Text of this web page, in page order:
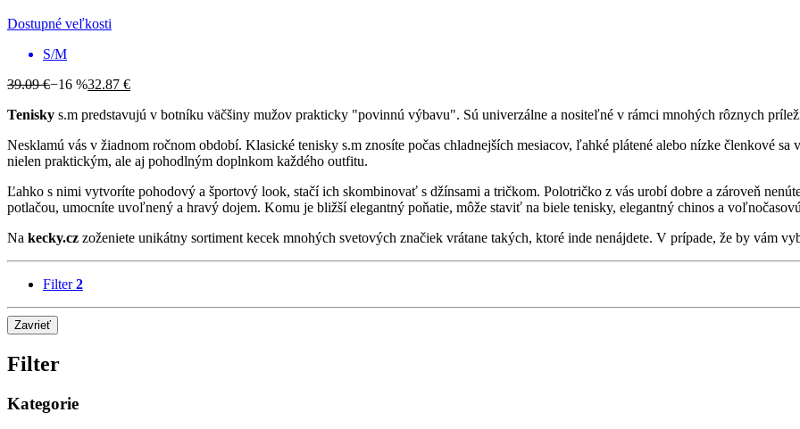
Dostupné veľkosti
S/M
39.09 €−16 %32.87 €
Tenisky s.m predstavujú v botníku väčšiny mužov prakticky "povinnú výbavu". Sú univerzálne a nositeľné v rámci mnohých rôznych
Nesklamú vás v žiadnom ročnom období. Klasické tenisky s.m znosíte počas chladnejších mesiacov, ľahké plátené alebo nízke členkové
nielen praktickým, ale aj pohodlným doplnkom každého outfitu.
Ľahko s nimi vytvoríte pohodový a športový look, stačí ich skombinovať s džínsami a tričkom. Polotričko z vás urobí dobre a zároveň
potlačou, umocníte uvoľnený a hravý dojem. Komu je bližší elegantný poňatie, môže staviť na biele tenisky, elegantný chinos a
Na kecky.cz zoženiete unikátny sortiment kecek mnohých svetových značiek vrátane takých, ktoré inde nenájdete. V prípade, že by vám
Filter2
Zavrieť
Filter
Kategorie